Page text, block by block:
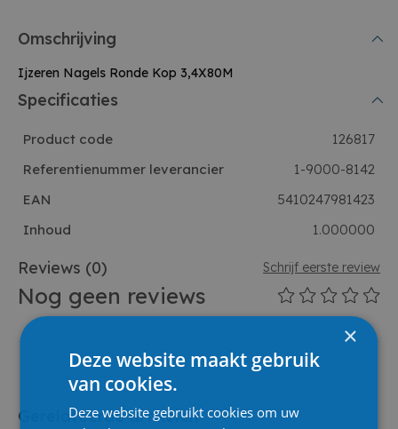
Omschrijving
Ijzeren Nagels Ronde Kop 3,4X80M
Specificaties
Product code
126817
Referentienummer leverancier
1-9000-8142
EAN
5410247981423
Inhoud
1.000000
Reviews (0) Schrijf eerste review
Nog geen reviews
Gerelateerde artikelen
×
Deze website maakt gebruik
van cookies.
Deze website gebruikt cookies om uw